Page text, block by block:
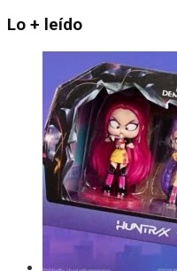
Lo + leído